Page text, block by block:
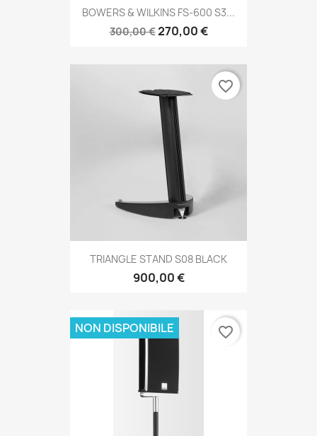
BOWERS & WILKINS FS-600 S3...
300,00 €270,00 €
TRIANGLE STAND S08 BLACK
900,00 €
favorite_border
NON DISPONIBILE favorite_border